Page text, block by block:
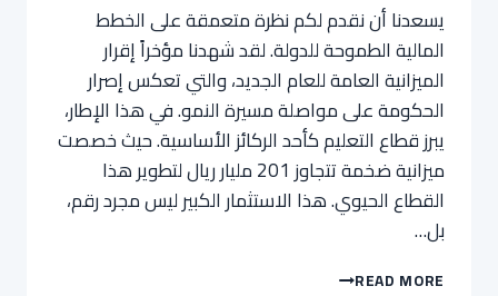
يسعدنا أن نقدم لكم نظرة متعمقة على الخطط
المالية الطموحة للدولة. لقد شهدنا مؤخراً إقرار
الميزانية العامة للعام الجديد، والتي تعكس إصرار
الحكومة على مواصلة مسيرة النمو. في هذا الإطار،
يبرز قطاع التعليم كأحد الركائز الأساسية. حيث خصصت
ميزانية ضخمة تتجاوز 201 مليار ريال لتطوير هذا
القطاع الحيوي. هذا الاستثمار الكبير ليس مجرد رقم،
بل…
READ MOREأبرز